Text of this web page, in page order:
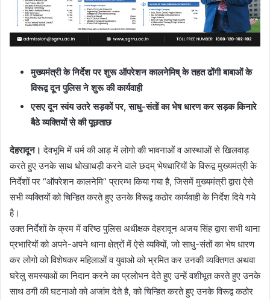
मुख्यमंत्री के निर्देश पर शुरू ऑपरेशन कालनेमिष् के तहत ढोंगी बाबाओं के
विरूद्व दून पुलिस ने शुरू की कार्यवाही
एसए दून स्वंय उतरे सड़कों पर, साधु-संतों का भेष धारण कर सड़क किनारे
बैठे व्यक्तियों से की पूछताछ
देहरादून। देवभूमि में धर्म की आड़ में लोगो की भावनाओं व आस्थाओं से खिलवाड़
करते हुए उनके साथ धोखाधड़ी करने वाले छदम् भेषधारियों के विरूद्व मुख्यमंत्री के
निर्देशों पर “ऑपरेशन कालनेमि” प्रारम्भ किया गया है, जिसमें मुख्यमंत्री द्वारा ऐसे
सभी व्यक्तियों को चिन्हित करते हुए उनके विरूद्व कठोर कार्यवाही के निर्देश दिये गये
है।
उक्त निर्देशों के क्रम में वरिष्ठ पुलिस अधीक्षक देहरादून अजय सिंह द्वारा सभी थाना
प्रभारियों को अपने-अपने थाना क्षेत्रों में ऐसे व्यक्यिों, जो साधु-संतों का भेष धारण
कर लोगो को विशेषकर महिलाओं व युवाओ को भ्रमित कर उनकी व्यक्तिगत अथवा
घरेलु समस्याओं का निदान करने का प्रलोभन देते हुए उन्हें वशीभूत करते हुए उनके
साथ ठगी की घटनाओ को अजांम देते है, को चिन्हित करते हुए उनके विरूद्व कठोर